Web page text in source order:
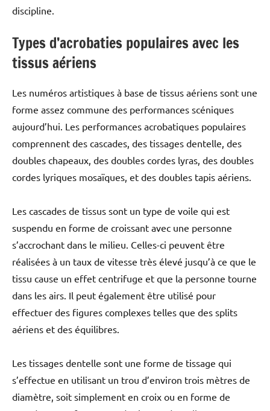
discipline.
Types d’acrobaties populaires avec les
tissus aériens
Les numéros artistiques à base de tissus aériens sont une
forme assez commune des performances scéniques
aujourd’hui. Les performances acrobatiques populaires
comprennent des cascades, des tissages dentelle, des
doubles chapeaux, des doubles cordes lyras, des doubles
cordes lyriques mosaïques, et des doubles tapis aériens.
Les cascades de tissus sont un type de voile qui est
suspendu en forme de croissant avec une personne
s’accrochant dans le milieu. Celles-ci peuvent être
réalisées à un taux de vitesse très élevé jusqu’à ce que le
tissu cause un effet centrifuge et que la personne tourne
dans les airs. Il peut également être utilisé pour
effectuer des figures complexes telles que des splits
aériens et des équilibres.
Les tissages dentelle sont une forme de tissage qui
s’effectue en utilisant un trou d’environ trois mètres de
diamètre, soit simplement en croix ou en forme de